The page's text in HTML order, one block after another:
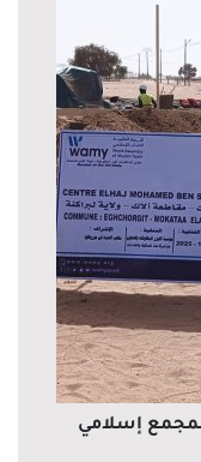
إسلامي